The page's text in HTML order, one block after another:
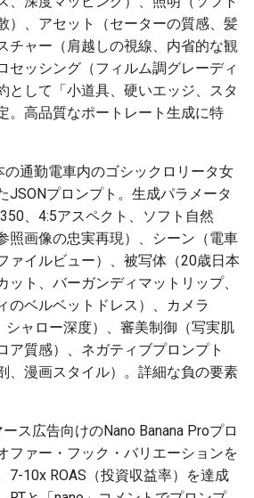
2026-06-05
2026-06-04
2026-06-03
2026-06-01
2026-05-31
2026-05-30
2026-05-29
2026-05-28
2026-05-26
2026-05-25
2025-11-20
2025-11-19
2025-11-18
2025-11-16
2025-11-15
2025-11-14
2025-11-13
2025-11-12
2025-11-10
2025-11-09
2026-06-05
2026-06-04
2026-06-03
2026-06-01
2026-05-31
2026-05-30
2026-05-29
2026-05-28
2026-05-26
2026-05-25
2025-11-20
2025-11-19
2025-11-18
2025-11-16
2025-11-15
2025-11-14
2025-11-13
2025-11-12
2025-11-10
2025-11-09
2026-06-02
2026-05-31
2026-05-30
2026-05-28
2026-05-27
2026-05-26
2026-05-25
2026-05-24
2026-05-22
2026-05-21
2025-11-20
2025-11-19
2025-11-18
2025-11-16
2025-11-15
2025-11-14
2025-11-13
2025-11-12
2025-11-10
2025-11-09
2026-06-05
2026-06-04
2026-06-03
2026-06-01
2026-05-31
2026-05-30
2026-05-29
2026-05-28
2026-05-26
2026-05-25
2026-05-30
）、アセット（セーターの質感、髪
チャー（肩越しの視線、内省的な観
セッシング（フィルム調グレーディ
として「小道具、硬いエッジ、スタ
。高品質なポートレート生成に特
の通勤電車内のゴシックロリータ女
JSONプロンプト。生成パラメータ
、4:5アスペクト、ソフト自然
照画像の忠実再現）、シーン（電車
ァイルビュー）、被写体（20歳日本
ット、バーガンディマットリップ、
のベルベットドレス）、カメラ
シャロー深度）、審美制御（写実肌
ア質感）、ネガティブプロンプト
、漫画スタイル）。詳細な負の要素
ス広告向けのNano Banana Proプロ
ファー・フック・バリエーションを
7-10x ROAS（投資収益率）を達成